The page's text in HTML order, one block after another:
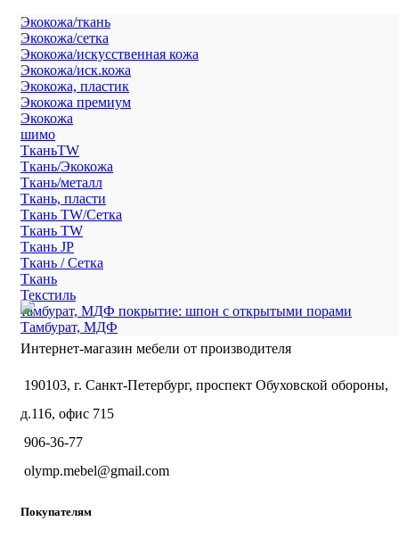
Экокожа/ткань
Экокожа/сетка
Экокожа/искусственная кожа
Экокожа/иск.кожа
Экокожа, пластик
Экокожа премиум
Экокожа
шимо
ТканьTW
Ткань/Экокожа
Ткань/металл
Ткань, пласти
Ткань TW/Сетка
Ткань TW
Ткань JP
Ткань / Сетка
Ткань
Текстиль
тамбурат, МДФ покрытие: шпон с открытыми порами
Тамбурат, МДФ
Интернет-магазин мебели от производителя
190103, г. Санкт-Петербург, проспект Обуховской обороны,
д.116, офис 715
906-36-77
olymp.mebel@gmail.com
Покупателям